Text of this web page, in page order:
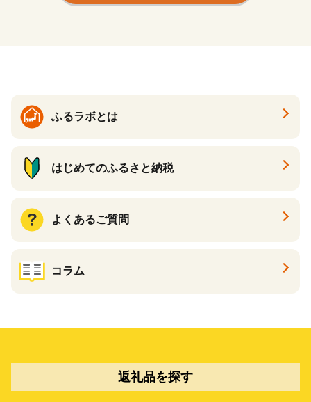
洋食 クリスマス お正月 [AH0
クリスマス お正月 [AH065tu]
ふるラボとは
はじめてのふるさと納税
よくあるご質問
コラム
返礼品を探す